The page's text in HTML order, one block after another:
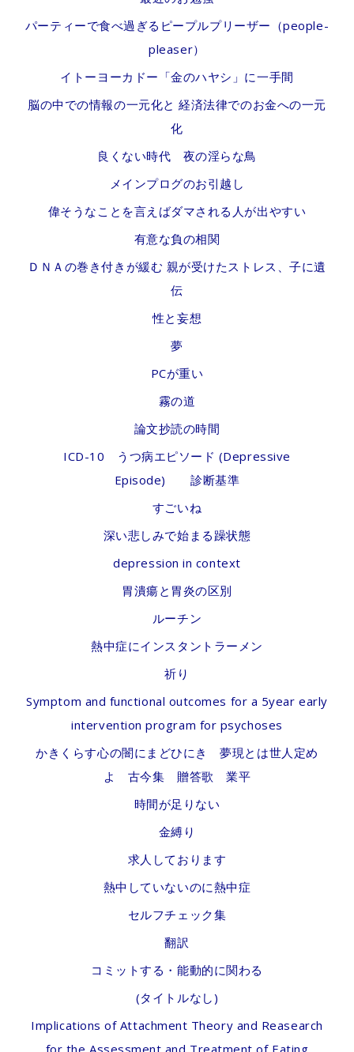
０
倍
－
島
１
発
パーティーで食べ過ぎるピープルプリーザー（people-
pleaser）
イトーヨーカドー「金のハヤシ」に一手間
脳の中での情報の一元化と 経済法律でのお金への一元
化
良くない時代 夜の淫らな鳥
メインプログのお引越し
偉そうなことを言えばダマされる人が出やすい
有意な負の相関
ＤＮＡの巻き付きが緩む 親が受けたストレス、子に遺
伝
性と妄想
夢
PCが重い
霧の道
論文抄読の時間
ICD-10 うつ病エピソード (Depressive
Episode) 診断基準
すごいね
深い悲しみで始まる躁状態
depression in context
胃潰瘍と胃炎の区別
ルーチン
熱中症にインスタントラーメン
祈り
Symptom and functional outcomes for a 5year early
intervention program for psychoses
かきくらす心の闇にまどひにき 夢現とは世人定め
よ 古今集 贈答歌 業平
時間が足りない
金縛り
求人しております
熱中していないのに熱中症
セルフチェック集
翻訳
コミットする・能動的に関わる
(タイトルなし)
Implications of Attachment Theory and Reasearch
for the Assessment and Treatment of Eating